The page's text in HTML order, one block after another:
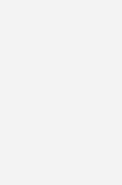
Lagerhalle am
stehen über 2 300
m2 Lager- und